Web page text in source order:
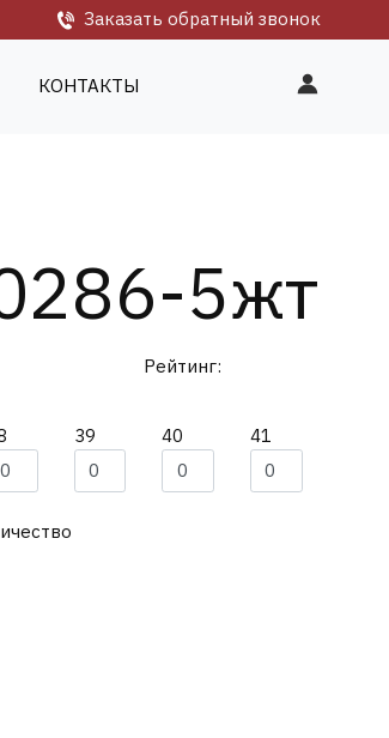
Заказать обратный звонок
КОНТАКТЫ
5жт
Рейтинг:
39 40 41